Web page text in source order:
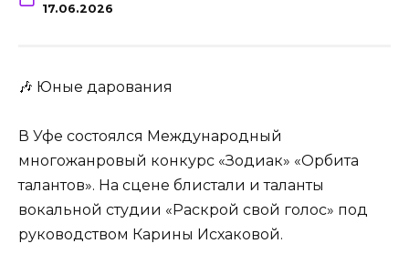
17.06.2026
🎶 Юные дарования
В Уфе состоялся Международный
многожанровый конкурс «Зодиак» «Орбита
талантов». На сцене блистали и таланты
вокальной студии «Раскрой свой голос» под
руководством Карины Исхаковой.